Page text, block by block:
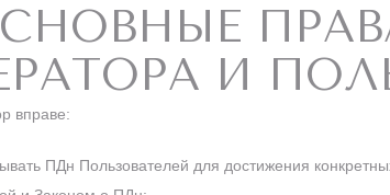
И
вправе:
ПДн Пользователей для достижения